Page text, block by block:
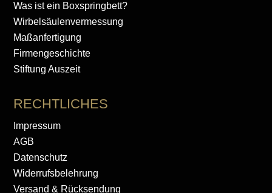
Was ist ein Boxspringbett?
Wirbelsäulenvermessung
Maßanfertigung
Firmengeschichte
Stiftung Auszeit
RECHTLICHES
Impressum
AGB
Datenschutz
Widerrufsbelehrung
Versand & Rücksendung